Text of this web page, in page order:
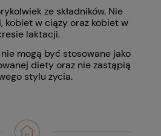
ze składników. Nie
kobiet w ciąży oraz kobiet w
laktacji.
mogą być stosowane jako
diety oraz nie zastąpią
stylu życia.